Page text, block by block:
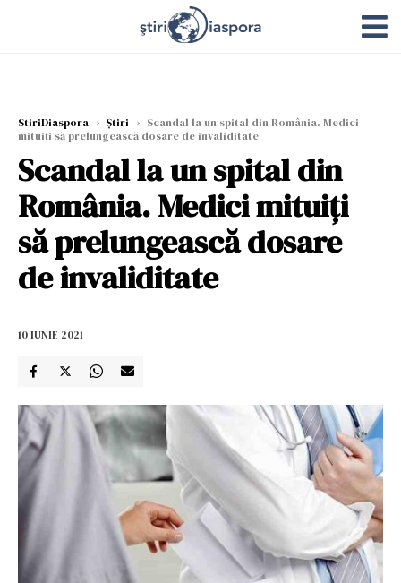
StiriDiaspora › Știri › Scandal la un spital din România. Medici
mituiţi să prelungească dosare de invaliditate
Scandal la un spital din
România. Medici mituiţi
să prelungească dosare
de invaliditate
10 IUNIE 2021